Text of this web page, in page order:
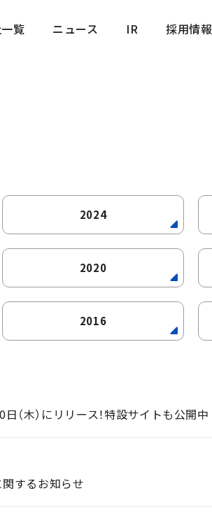
覧
ニュース
IR
採用情報
2024
2020
2016
木）にリリース！特設サイトも公開中
するお知らせ